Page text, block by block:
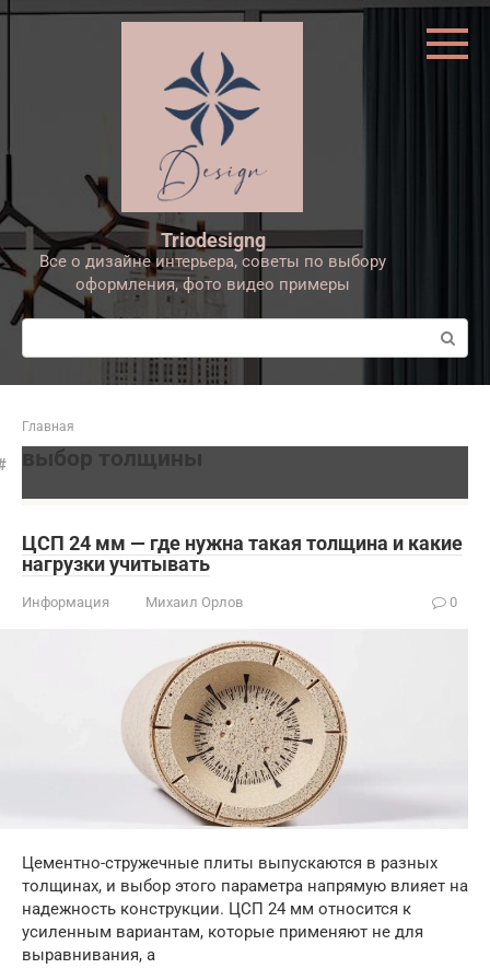
Перейти
Triodesigng
Все о дизайне интерьера, советы по выбору
оформления, фото видео примеры
Поиск:
Главная
выбор толщины
ЦСП 24 мм — где нужна такая толщина и какие
нагрузки учитывать
Информация Михаил Орлов 0
Цементно-стружечные плиты выпускаются в разных
толщинах, и выбор этого параметра напрямую влияет на
надежность конструкции. ЦСП 24 мм относится к
усиленным вариантам, которые применяют не для
выравнивания, а